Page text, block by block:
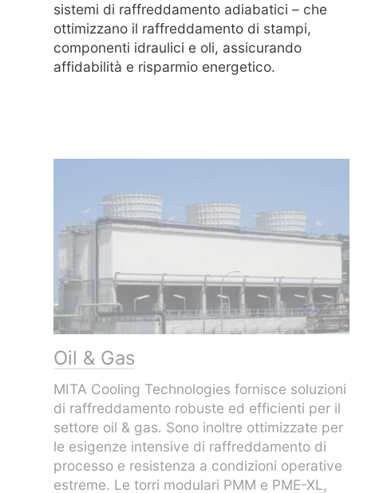
sistemi di raffreddamento adiabatici – che
ottimizzano il raffreddamento di stampi,
componenti idraulici e oli, assicurando
affidabilità e risparmio energetico.
Oil & Gas
MITA Cooling Technologies fornisce soluzioni
di raffreddamento robuste ed efficienti per il
settore oil & gas. Sono inoltre ottimizzate per
le esigenze intensive di raffreddamento di
processo e resistenza a condizioni operative
estreme. Le torri modulari PMM e PME-XL,
insieme alle torri montate in campo PU,
rispondono a necessità di grande portata,